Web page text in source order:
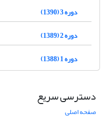
دوره 3 (1390)
دوره 2 (1389)
دوره 1 (1388)
دسترسی سریع
صفحه اصلی